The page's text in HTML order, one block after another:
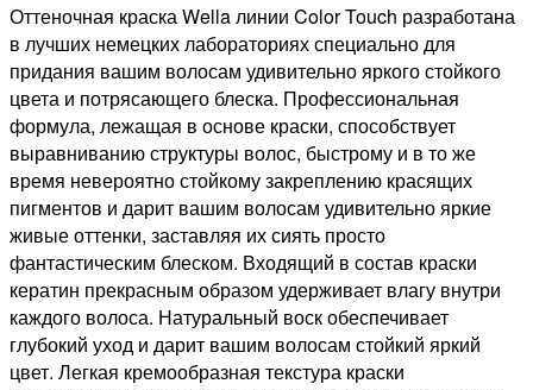
ВОЛОС
РОЗОВАЯ
КАРАМЕЛЬ,
60мл
Оттеночная краска Wella линии Color Touch разработана
в лучших немецких лабораториях специально для
придания вашим волосам удивительно яркого стойкого
цвета и потрясающего блеска. Профессиональная
формула, лежащая в основе краски, способствует
выравниванию структуры волос, быстрому и в то же
время невероятно стойкому закреплению красящих
пигментов и дарит вашим волосам удивительно яркие
живые оттенки, заставляя их сиять просто
фантастическим блеском. Входящий в состав краски
кератин прекрасным образом удерживает влагу внутри
каждого волоса. Натуральный воск обеспечивает
глубокий уход и дарит вашим волосам стойкий яркий
цвет. Легкая кремообразная текстура краски